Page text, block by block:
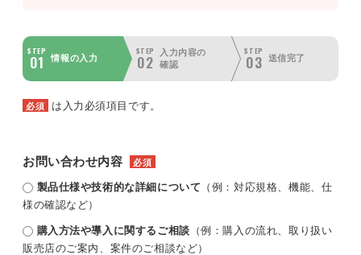
STEP
01 情報の入力
STEP
02
入力内容の
確認
STEP
03 送信完了
必須 は入力必須項目です。
お問い合わせ内容 必須
製品仕様や技術的な詳細について （例：対応規格、機能、仕
様の確認など）
購入方法や導入に関するご相談 （例：購入の流れ、取り扱い
販売店のご案内、案件のご相談など）